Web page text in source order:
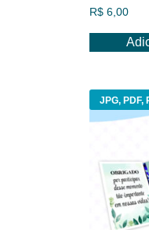
R$ 6,00
JPG, PDF,